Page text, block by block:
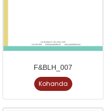
F&BLH_007
Kohanda